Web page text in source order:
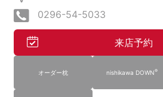
0296-54-5033
来店予約
オーダー枕 nishikawa DOWN®